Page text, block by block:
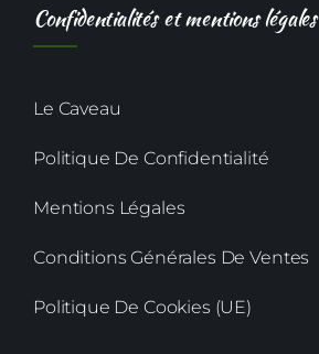
Confidentialités et mentions légales
Le Caveau
Politique De Confidentialité
Mentions Légales
Conditions Générales De Ventes
Politique De Cookies (UE)